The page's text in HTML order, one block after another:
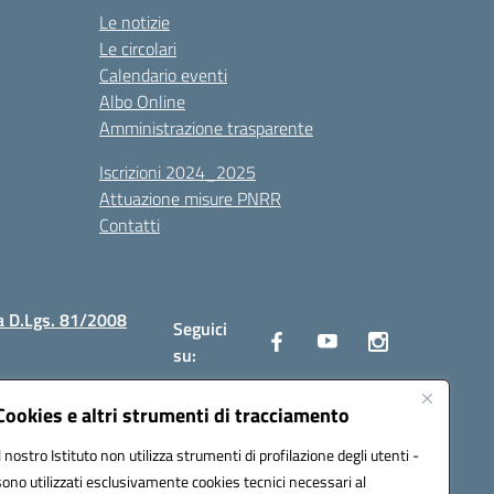
e altri strumenti di tracciamento
nostro Istituto non utilizza strumenti di profilazione degli utenti -
utilizzati esclusivamente cookies tecnici necessari al
Le notizie
Le circolari
Calendario eventi
Albo Online
Amministrazione trasparente
Iscrizioni 2024_2025
Attuazione misure PNRR
Contatti
D.Lgs. 81/2008
Seguici
su: